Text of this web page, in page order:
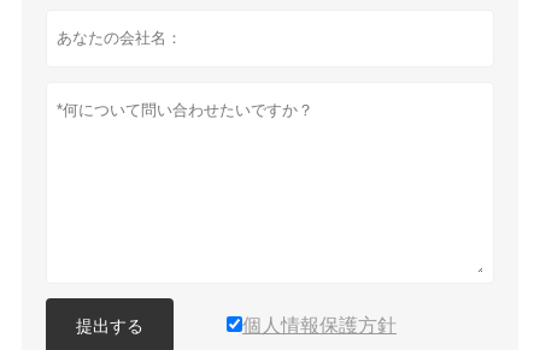
提出する 個人情報保護方針